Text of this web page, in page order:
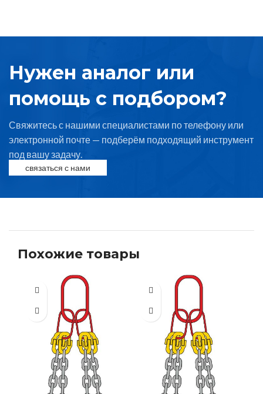
Нужен аналог или
помощь с подбором?
Свяжитесь с нашими специалистами по телефону или
электронной почте — подберём подходящий инструмент
под вашу задачу.
связаться с нами
Похожие товары